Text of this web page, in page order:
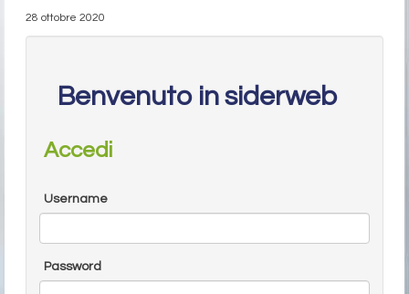
28 ottobre 2020
Benvenuto in siderweb
Accedi
Username
Password